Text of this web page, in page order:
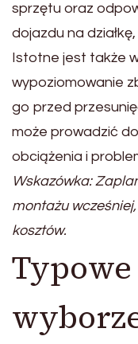
sprzętu oraz
dojazdu na
Istotne jest także
wypoziomowanie
go przed
może prowadzić
obciążenia i
Wskazówka:
montażu
kosztów.